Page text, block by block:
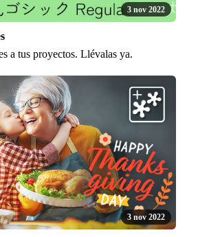
3 nov 2022
a tus proyectos. Llévalas ya.
3 nov 2022